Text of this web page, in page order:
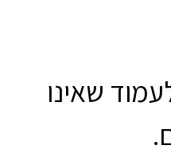
שאינו